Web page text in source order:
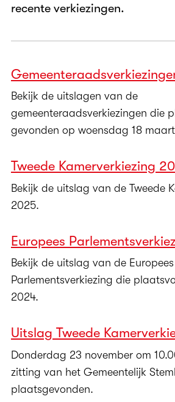
recente verkiezingen.
Bekijk de uitslagen van de
gemeenteraadsverkiezingen die
gevonden op woensdag 18
Tweede Kamerverkiezing
Bekijk de uitslag van de Tweede
2025.
Europees
Bekijk de uitslag van de Europees
Parlementsverkiezing die
2024.
Uitslag Tweede
Donderdag 23 november om
zitting van het Gemeentelijk
plaatsgevonden.